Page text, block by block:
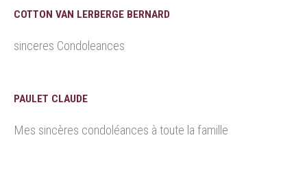
COTTON VAN LERBERGE BERNARD
sinceres Condoleances
PAULET CLAUDE
Mes sincères condoléances à toute la famille